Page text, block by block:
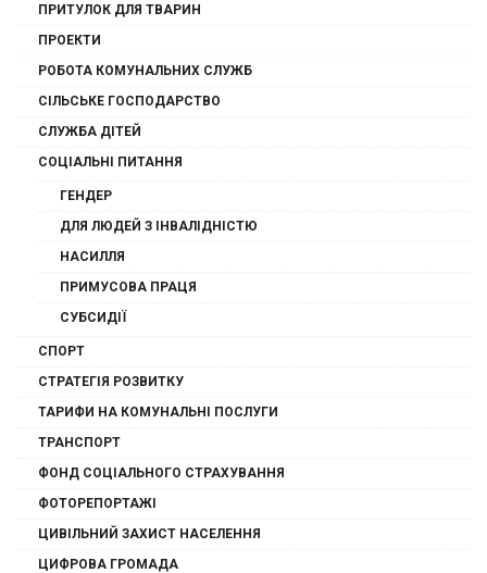
ПРИТУЛОК ДЛЯ ТВАРИН
ПРОЕКТИ
РОБОТА КОМУНАЛЬНИХ СЛУЖБ
СІЛЬСЬКЕ ГОСПОДАРСТВО
СЛУЖБА ДІТЕЙ
СОЦІАЛЬНІ ПИТАННЯ
ГЕНДЕР
ДЛЯ ЛЮДЕЙ З ІНВАЛІДНІСТЮ
НАСИЛЛЯ
ПРИМУСОВА ПРАЦЯ
СУБСИДІЇ
СПОРТ
СТРАТЕГІЯ РОЗВИТКУ
ТАРИФИ НА КОМУНАЛЬНІ ПОСЛУГИ
ТРАНСПОРТ
ФОНД СОЦІАЛЬНОГО СТРАХУВАННЯ
ФОТОРЕПОРТАЖІ
ЦИВІЛЬНИЙ ЗАХИСТ НАСЕЛЕННЯ
ЦИФРОВА ГРОМАДА